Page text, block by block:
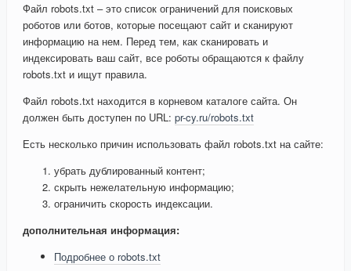
Файл robots.txt – это список ограничений для поисковых
роботов или ботов, которые посещают сайт и сканируют
информацию на нем. Перед тем, как сканировать и
индексировать ваш сайт, все роботы обращаются к файлу
robots.txt и ищут правила.
Файл robots.txt находится в корневом каталоге сайта. Он
должен быть доступен по URL: pr-cy.ru/robots.txt
Есть несколько причин использовать файл robots.txt на сайте:
убрать дублированный контент;
скрыть нежелательную информацию;
ограничить скорость индексации.
дополнительная информация:
Подробнее о robots.txt